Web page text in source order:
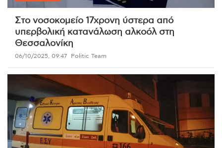
Στο νοσοκομείο 17χρονη ύστερα από
υπερβολική κατανάλωση αλκοόλ στη
Θεσσαλονίκη
06/10/2025, 09:47 Politic Team